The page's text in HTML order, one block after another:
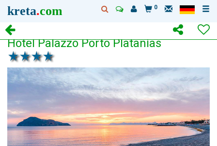
kreta.com 0
Hotel Palazzo Porto Platanias